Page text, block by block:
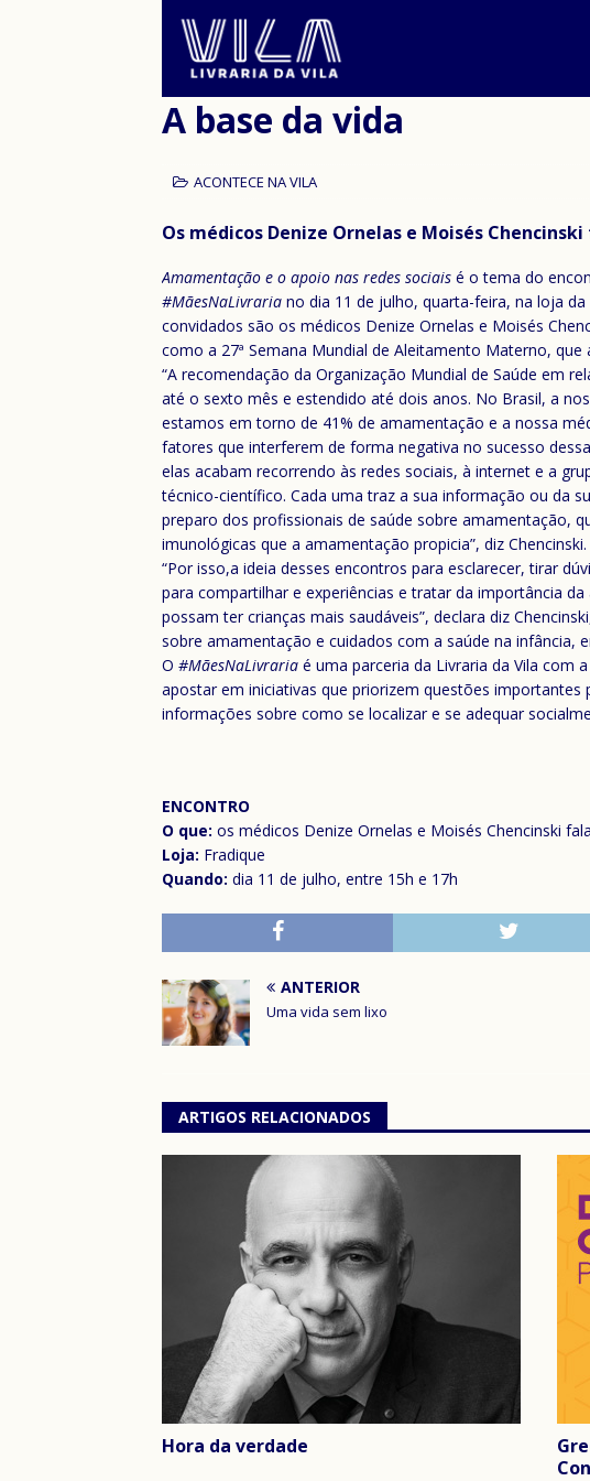
A base da vida
ACONTECE NA VILA
Os médicos Denize Ornelas e Moisés
Amamentação e o apoio nas redes sociais é o tema do
#MãesNaLivraria no dia 11 de julho, quarta-feira, na loja da
convidados são os médicos Denize Ornelas e Moisés
como a 27ª Semana Mundial de Aleitamento Materno,
“A recomendação da Organização Mundial de Saúde em
até o sexto mês e estendido até dois anos. No Brasil, a
estamos em torno de 41% de amamentação e a nossa
fatores que interferem de forma negativa no sucesso
elas acabam recorrendo às redes sociais, à internet e a
técnico-científico. Cada uma traz a sua informação ou da
preparo dos profissionais de saúde sobre amamentação,
imunológicas que a amamentação propicia”, diz Chencinski.
“Por isso,a ideia desses encontros para esclarecer, tirar
para compartilhar e experiências e tratar da importância
possam ter crianças mais saudáveis”, declara diz
sobre amamentação e cuidados com a saúde na infância,
O #MãesNaLivraria é uma parceria da Livraria da Vila com
apostar em iniciativas que priorizem questões importantes
informações sobre como se localizar e se adequar
ENCONTRO
O que: os médicos Denize Ornelas e Moisés Chencinski
Loja: Fradique
Quando: dia 11 de julho, entre 15h e 17h
ANTERIOR
Uma vida sem lixo
ARTIGOS RELACIONADOS
Hora da verdade